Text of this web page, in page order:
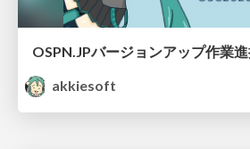
akkiesoft